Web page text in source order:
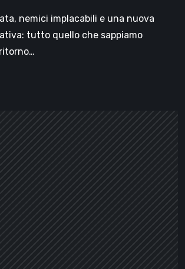
nemici implacabili e una nuova
tutto quello che sappiamo